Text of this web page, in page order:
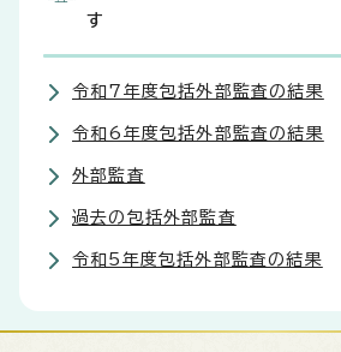
す
令和7年度包括外部監査の結果
令和6年度包括外部監査の結果
外部監査
過去の包括外部監査
令和5年度包括外部監査の結果